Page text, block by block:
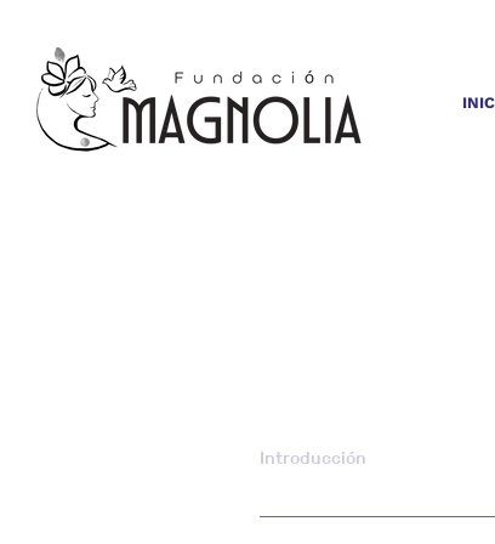
Introducción
Este sitio web es